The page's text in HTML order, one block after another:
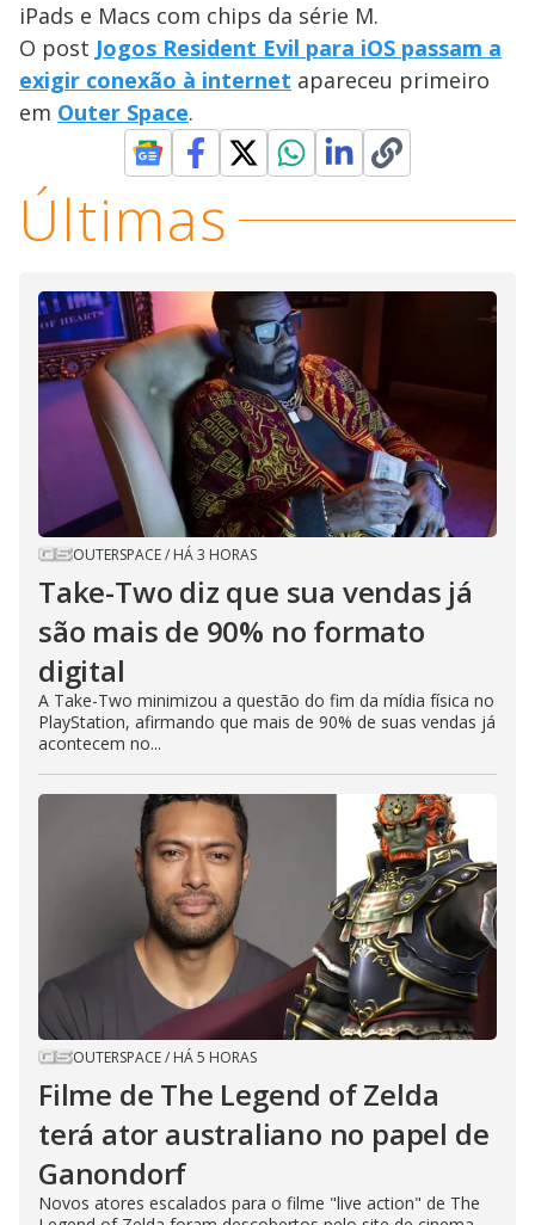
iPads e Macs com chips da série M.
O post Jogos Resident Evil para iOS passam a
exigir conexão à internet apareceu primeiro
em Outer Space.
Últimas
OUTERSPACE/ HÁ 3 HORAS
Take-Two diz que sua vendas já
são mais de 90% no formato
digital
A Take-Two minimizou a questão do fim da mídia física no
PlayStation, afirmando que mais de 90% de suas vendas já
acontecem no...
OUTERSPACE/ HÁ 5 HORAS
Filme de The Legend of Zelda
terá ator australiano no papel de
Ganondorf
Novos atores escalados para o filme "live action" de The